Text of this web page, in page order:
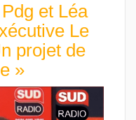
et Léa
Le
projet de
»